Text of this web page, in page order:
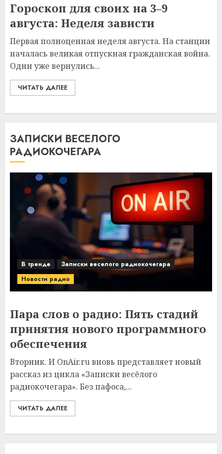
Гороскоп для своих на 3–9
августа: Неделя зависти
Первая полноценная неделя августа. На станции
началась великая отпускная гражданская война.
Одни уже вернулись...
ЧИТАТЬ ДАЛЕЕ
ЗАПИСКИ ВЕСЕЛОГО
РАДИОКОЧЕГАРА
В тренде
Записки веселого радиокочегара
Новости радио
Пара слов о радио: Пять стадий
принятия нового программного
обеспечения
Вторник. И OnAir.ru вновь представляет новый
рассказ из цикла «Записки весёлого
радиокочегара». Без пафоса,...
ЧИТАТЬ ДАЛЕЕ